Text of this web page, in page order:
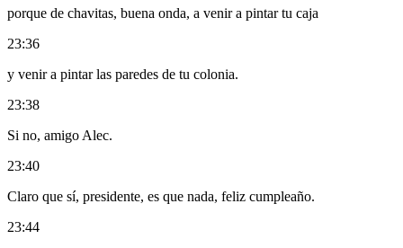
porque de chavitas, buena onda, a venir a pintar tu caja
23:36
y venir a pintar las paredes de tu colonia.
23:38
Si no, amigo Alec.
23:40
Claro que sí, presidente, es que nada, feliz cumpleaño.
23:44